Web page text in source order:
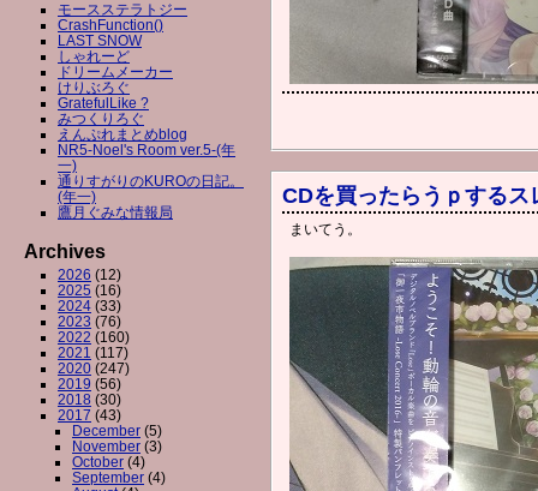
CDを買ったらうｐするス
まいてう。
モースステラトジー
CrashFunction()
LAST SNOW
しゃれーど
ドリームメーカー
けりぶろぐ
GratefulLike ?
みつくりろぐ
えんぷれまとめblog
NR5-Noel's Room ver.5-(年
一)
通りすがりのKUROの日記。
(年一)
鷹月ぐみな情報局
Archives
2026 (12)
2025 (16)
2024 (33)
2023 (76)
2022 (160)
2021 (117)
2020 (247)
2019 (56)
2018 (30)
2017 (43)
December (5)
November (3)
October (4)
September (4)